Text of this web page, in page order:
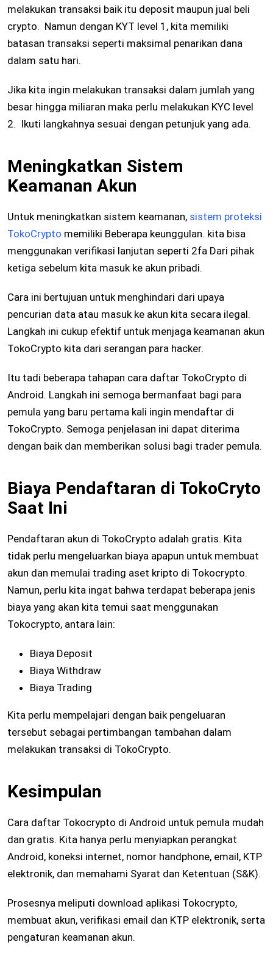
melakukan transaksi baik itu deposit maupun jual beli
crypto. Namun dengan KYT level 1, kita memiliki
batasan transaksi seperti maksimal penarikan dana
dalam satu hari.
Jika kita ingin melakukan transaksi dalam jumlah yang
besar hingga miliaran maka perlu melakukan KYC level
2. Ikuti langkahnya sesuai dengan petunjuk yang ada.
Meningkatkan Sistem
Keamanan Akun
Untuk meningkatkan sistem keamanan, sistem proteksi
TokoCrypto memiliki Beberapa keunggulan. kita bisa
menggunakan verifikasi lanjutan seperti 2fa Dari pihak
ketiga sebelum kita masuk ke akun pribadi.
Cara ini bertujuan untuk menghindari dari upaya
pencurian data atau masuk ke akun kita secara ilegal.
Langkah ini cukup efektif untuk menjaga keamanan akun
TokoCrypto kita dari serangan para hacker.
Itu tadi beberapa tahapan cara daftar TokoCrypto di
Android. Langkah ini semoga bermanfaat bagi para
pemula yang baru pertama kali ingin mendaftar di
TokoCrypto. Semoga penjelasan ini dapat diterima
dengan baik dan memberikan solusi bagi trader pemula.
Biaya Pendaftaran di TokoCryto
Saat Ini
Pendaftaran akun di TokoCrypto adalah gratis. Kita
tidak perlu mengeluarkan biaya apapun untuk membuat
akun dan memulai trading aset kripto di Tokocrypto.
Namun, perlu kita ingat bahwa terdapat beberapa jenis
biaya yang akan kita temui saat menggunakan
Tokocrypto, antara lain:
Biaya Deposit
Biaya Withdraw
Biaya Trading
Kita perlu mempelajari dengan baik pengeluaran
tersebut sebagai pertimbangan tambahan dalam
melakukan transaksi di TokoCrypto.
Kesimpulan
Cara daftar Tokocrypto di Android untuk pemula mudah
dan gratis. Kita hanya perlu menyiapkan perangkat
Android, koneksi internet, nomor handphone, email, KTP
elektronik, dan memahami Syarat dan Ketentuan (S&K).
Prosesnya meliputi download aplikasi Tokocrypto,
membuat akun, verifikasi email dan KTP elektronik, serta
pengaturan keamanan akun.